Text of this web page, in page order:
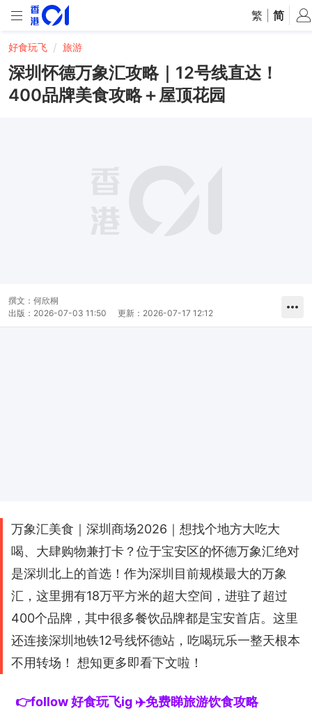
繁 简
好食玩飞 旅游
深圳怀德万象汇攻略｜12号线直达！
400品牌美食攻略＋屋顶花园
撰文： 何欣桐
出版： 2026-07-03 11:50 更新： 2026-07-17 12:12
万象汇美食｜深圳商场2026｜想找个地方大吃大
喝、大肆购物兼打卡？位于宝安区的怀德万象汇绝对
是深圳北上的首选！作为深圳目前规模最大的万象
汇，这里拥有18万平方米的超大空间，进驻了超过
400个品牌，其中很多餐饮品牌都是宝安首店。这里
还连接深圳地铁12号线怀德站，吃喝玩乐一整天根本
不用转场！ 想知更多即看下文啦！
👉follow 好食玩飞ig ✈️免费睇旅游饮食攻略